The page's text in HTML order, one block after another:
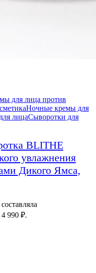
для лица против
Ночные кремы для
лицаСыворотки для
BLITHE
увлажнения
Дикого Ямса,
990 ₽.